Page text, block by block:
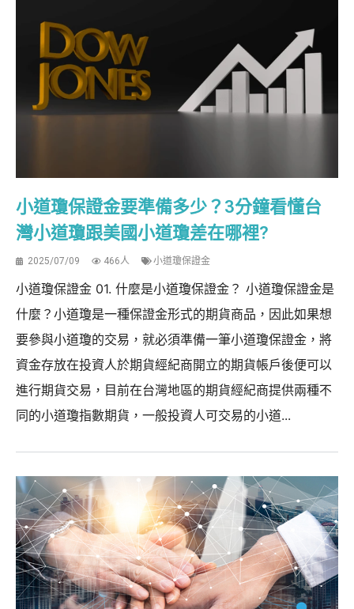
小道瓊保證金要準備多少？3分鐘看懂台
灣小道瓊跟美國小道瓊差在哪裡?
2025/07/09 466人 小道瓊保證金
小道瓊保證金 01. 什麼是小道瓊保證金？ 小道瓊保證金是
什麼？小道瓊是一種保證金形式的期貨商品，因此如果想
要參與小道瓊的交易，就必須準備一筆小道瓊保證金，將
資金存放在投資人於期貨經紀商開立的期貨帳戶後便可以
進行期貨交易，目前在台灣地區的期貨經紀商提供兩種不
同的小道瓊指數期貨，一般投資人可交易的小道...